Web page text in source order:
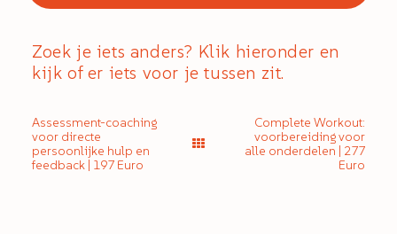
Zoek je iets anders? Klik hieronder en
kijk of er iets voor je tussen zit.
Assessment-coaching
voor directe
persoonlijke hulp en
feedback | 197 Euro
Complete Workout:
voorbereiding voor
alle onderdelen | 277
Euro